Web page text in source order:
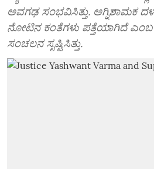
ಅವಗಢ ಸಂಭವಿಸಿತ್ತು. ಅಗ್ನಿಶಾಮಕ
ನೋಟಿನ ಕಂತೆಗಳು ಪತ್ತೆಯಾಗಿದೆ
ಸಂಚಲನ ಸೃಷ್ಟಿಸಿತ್ತು.